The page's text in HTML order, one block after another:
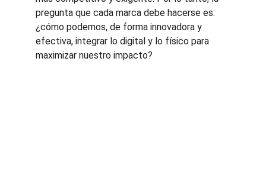
pregunta que cada marca debe hacerse es:
¿cómo podemos, de forma innovadora y
efectiva, integrar lo digital y lo físico para
maximizar nuestro impacto?